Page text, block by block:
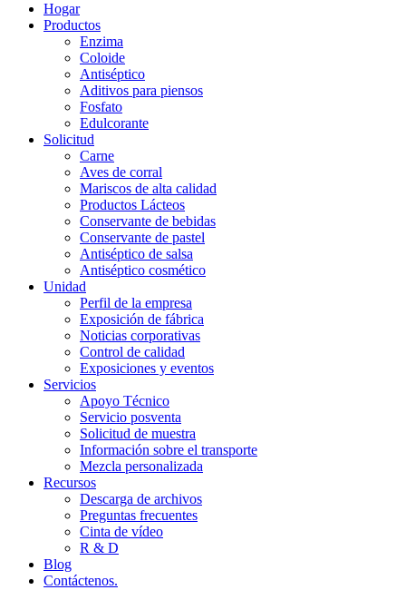
Hogar
Productos
Enzima
Coloide
Antiséptico
Aditivos para piensos
Fosfato
Edulcorante
Solicitud
Carne
Aves de corral
Mariscos de alta calidad
Productos Lácteos
Conservante de bebidas
Conservante de pastel
Antiséptico de salsa
Antiséptico cosmético
Unidad
Perfil de la empresa
Exposición de fábrica
Noticias corporativas
Control de calidad
Exposiciones y eventos
Servicios
Apoyo Técnico
Servicio posventa
Solicitud de muestra
Información sobre el transporte
Mezcla personalizada
Recursos
Descarga de archivos
Preguntas frecuentes
Cinta de vídeo
R & D
Blog
Contáctenos.